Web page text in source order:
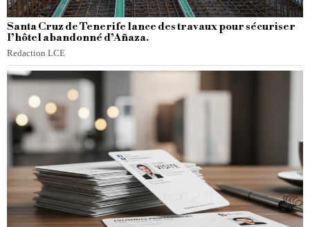
Santa Cruz de Tenerife lance des travaux pour sécuriser
l’hôtel abandonné d’Añaza.
Redaction LCE